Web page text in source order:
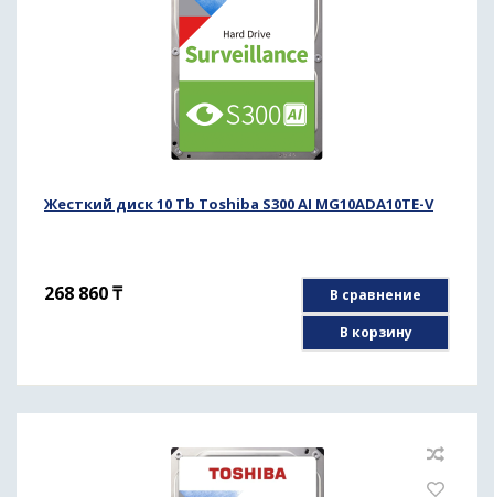
Жесткий диск 10 Tb Toshiba S300 AI MG10ADA10TE-V
268 860₸
В сравнение
В корзину